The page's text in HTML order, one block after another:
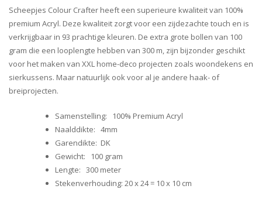
Scheepjes Colour Crafter heeft een superieure kwaliteit van 100%
premium Acryl. Deze kwaliteit zorgt voor een zijdezachte touch en is
verkrijgbaar in 93 prachtige kleuren. De extra grote bollen van 100
gram die een looplengte hebben van 300 m, zijn bijzonder geschikt
voor het maken van XXL home-deco projecten zoals woondekens en
sierkussens. Maar natuurlijk ook voor al je andere haak- of
breiprojecten.
Samenstelling: 100% Premium Acryl
Naalddikte: 4mm
Garendikte: DK
Gewicht: 100 gram
Lengte: 300 meter
Stekenverhouding: 20 x 24 = 10 x 10 cm